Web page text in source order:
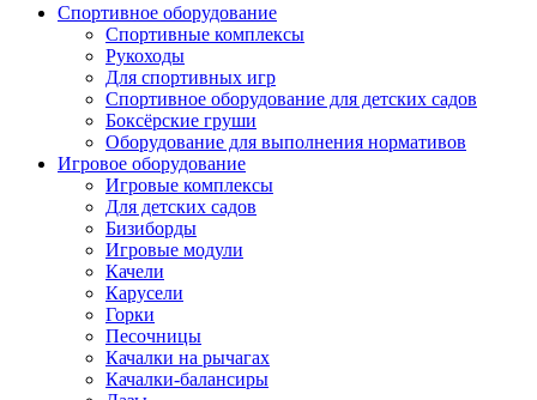
Спортивное оборудование
Спортивные комплексы
Рукоходы
Для спортивных игр
Спортивное оборудование для детских садов
Боксёрские груши
Оборудование для выполнения нормативов
Игровое оборудование
Игровые комплексы
Для детских садов
Бизиборды
Игровые модули
Качели
Карусели
Горки
Песочницы
Качалки на рычагах
Качалки-балансиры